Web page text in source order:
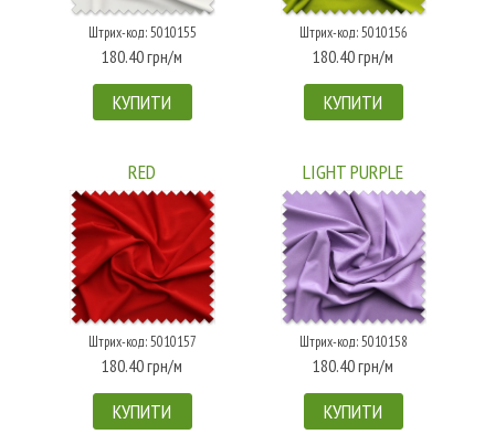
Штрих-код: 5010155
180.40 грн/м
КУПИТИ
Штрих-код: 5010156
180.40 грн/м
КУПИТИ
RED
Штрих-код: 5010157
180.40 грн/м
КУПИТИ
LIGHT PURPLE
Штрих-код: 5010158
180.40 грн/м
КУПИТИ